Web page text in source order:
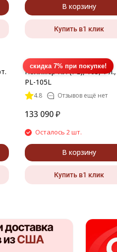
В корзину
Купить в1 клик
скидка 7% при покупке!
Полимер ПЛ (PL), 105, 1 л.,
PL-105L
4.8 Отзывов ещё нет
133 090₽
Осталось 2 шт.
В корзину
Купить в1 клик